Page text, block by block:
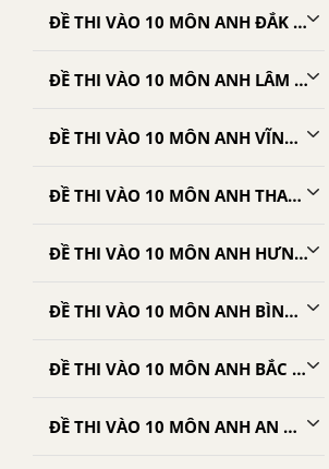
ĐỀ THI VÀO 10 MÔN ANH ĐẮK LẮK
ĐỀ THI VÀO 10 MÔN ANH LÂM ĐỒNG
ĐỀ THI VÀO 10 MÔN ANH VĨNH PHÚC
ĐỀ THI VÀO 10 MÔN ANH THANH HÓA
ĐỀ THI VÀO 10 MÔN ANH HƯNG YÊN
ĐỀ THI VÀO 10 MÔN ANH BÌNH ĐỊNH
ĐỀ THI VÀO 10 MÔN ANH BẮC GIANG
ĐỀ THI VÀO 10 MÔN ANH AN GIANG